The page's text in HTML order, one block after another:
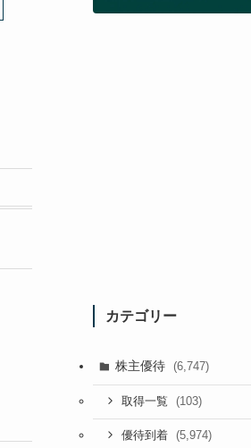
カテゴリー
株主優待 (6,747)
取得一覧 (103)
優待到着 (5,974)